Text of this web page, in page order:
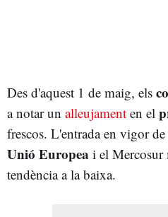
Des d'aquest 1 de maig, els
a notar un alleujament en el
frescos. L'entrada en vigor
Unió Europea i el Mercosur
tendència a la baixa.